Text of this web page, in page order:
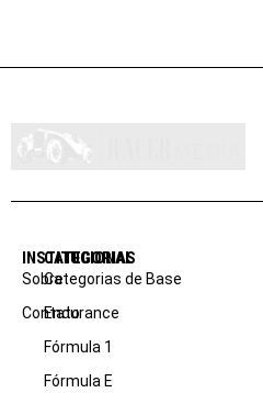
INSTITUCIONAL
Sobre
Contato
CATEGORIAS
Categorias de Base
Endurance
Fórmula 1
Fórmula E